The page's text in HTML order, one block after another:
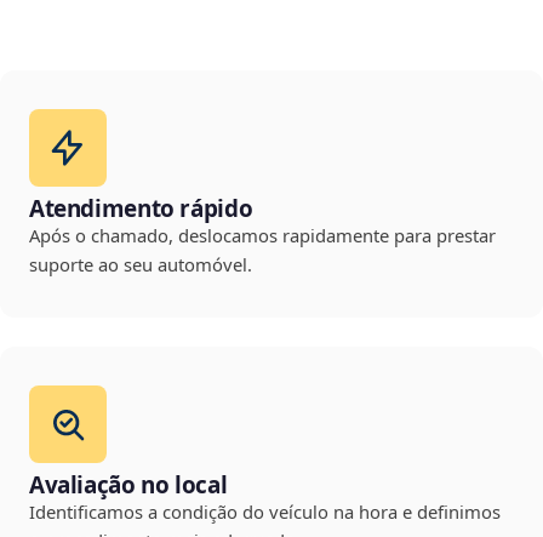
Atendimento rápido
Após o chamado, deslocamos rapidamente para prestar
suporte ao seu automóvel.
Avaliação no local
Identificamos a condição do veículo na hora e definimos